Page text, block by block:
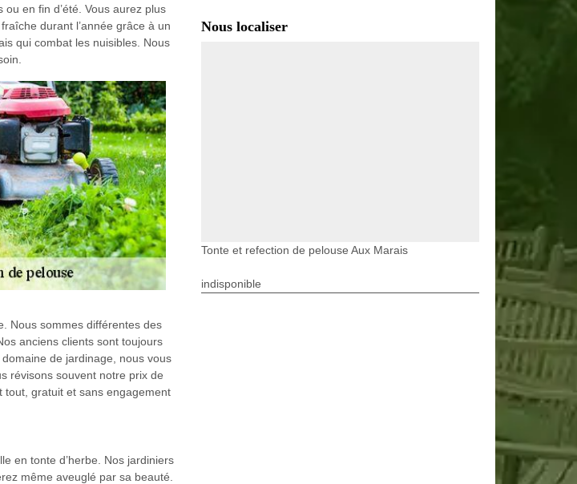
en fin d’été. Vous aurez plus
durant l’année grâce à un
qui combat les nuisibles. Nous
Nous sommes différentes des
anciens clients sont toujours
de jardinage, nous vous
révisons souvent notre prix de
tout, gratuit et sans engagement
en tonte d’herbe. Nos jardiniers
même aveuglé par sa beauté.
Nous localiser
Tonte et refection de pelouse Aux Marais
indisponible